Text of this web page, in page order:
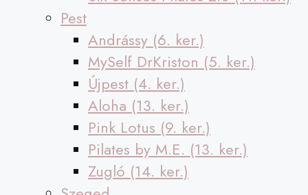
Pest
Andrássy (6. ker.)
MySelf DrKriston (5. ker.)
Újpest (4. ker.)
Aloha (13. ker.)
Pink Lotus (9. ker.)
Pilates by M.E. (13. ker.)
Zugló (14. ker.)